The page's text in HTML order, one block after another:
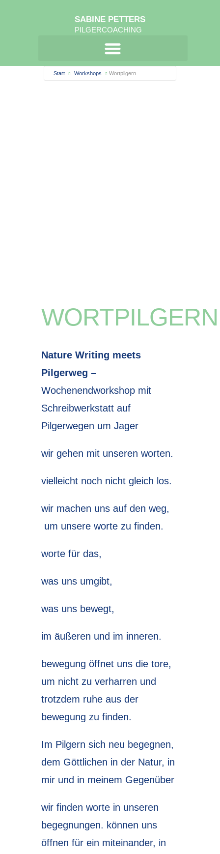
SABINE PETTERS
PILGERCOACHING
Start Workshops Wortpilgern
WORTPILGERN
Nature Writing meets
Pilgerweg –
Wochenendworkshop mit
Schreibwerkstatt auf
Pilgerwegen um Jager
wir gehen mit unseren worten.
vielleicht noch nicht gleich los.
wir machen uns auf den weg,
um unsere worte zu finden.
worte für das,
was uns umgibt,
was uns bewegt,
im äußeren und im inneren.
bewegung öffnet uns die tore,
um nicht zu verharren und
trotzdem ruhe aus der
bewegung zu finden.
Im Pilgern sich neu begegnen,
dem Göttlichen in der Natur, in
mir und in meinem Gegenüber
wir finden worte in unseren
begegnungen. können uns
öffnen für ein miteinander, in